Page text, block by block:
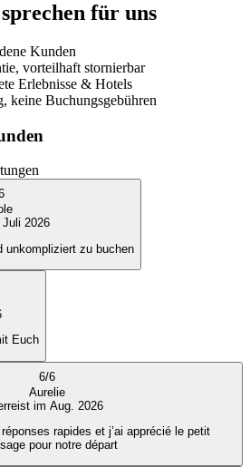
für uns
Kunden
vorteilhaft stornierbar
Erlebnisse & Hotels
keine Buchungsgebühren
2026
unkompliziert zu buchen
Euch
6/6
Aurelie
im Aug. 2026
rapides et j’ai apprécié le petit
pour notre départ